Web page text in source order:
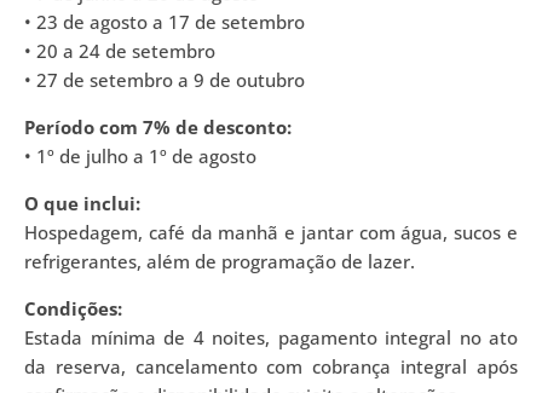
• 23 de agosto a 17 de setembro
• 20 a 24 de setembro
• 27 de setembro a 9 de outubro
Período com 7% de desconto:
• 1º de julho a 1º de agosto
O que inclui:
Hospedagem, café da manhã e jantar com água, sucos e
refrigerantes, além de programação de lazer.
Condições:
Estada mínima de 4 noites, pagamento integral no ato
da reserva, cancelamento com cobrança integral após